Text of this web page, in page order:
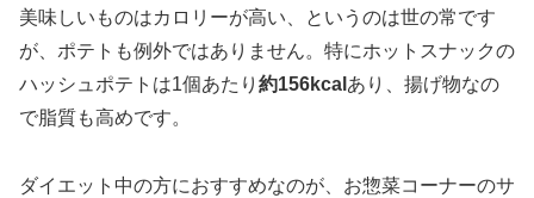
美味しいものはカロリーが高い、というのは世の常です
が、ポテトも例外ではありません。特にホットスナックの
ハッシュポテトは1個あたり 約156kcal あり、揚げ物なの
で脂質も高めです。
ダイエット中の方におすすめなのが、お惣菜コーナーのサ